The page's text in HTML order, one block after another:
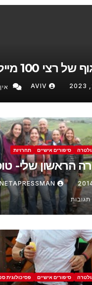
רצי 100 מייל
AVIV
סיפורים אישיים תחרויות
הראשון שלי-
NETAPRESSMAN
תגובות
סיפורים אישיים פסיכולוגית